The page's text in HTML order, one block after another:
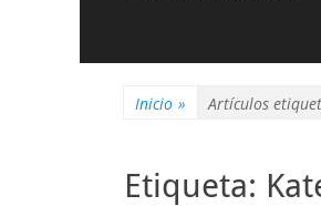
Inicio » Artículos
Etiqueta: